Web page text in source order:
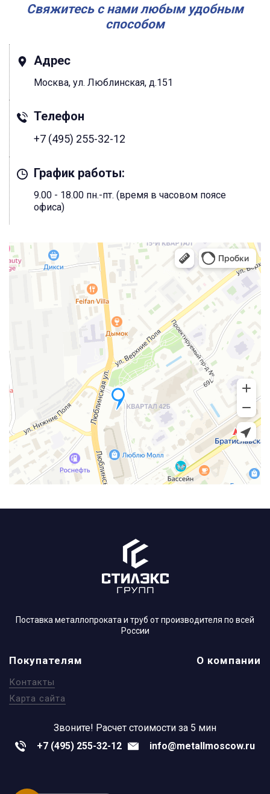
Свяжитесь с нами любым удобным
способом
Адрес
Москва, ул. Люблинская, д.151
Телефон
+7 (495) 255-32-12
График работы:
9.00 - 18.00 пн.-пт. (время в часовом поясе
офиса)
Поставка металлопроката и труб от производителя по всей
России
Покупателям
Контакты
Карта сайта
О компании
Звоните! Расчет стоимости за 5 мин
+7 (495) 255-32-12
info@metallmoscow.ru